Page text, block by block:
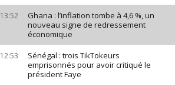
13:52
Ghana : l’inflation tombe à 4,6 %, un
nouveau signe de redressement
économique
12:53
Sénégal : trois TikTokeurs
emprisonnés pour avoir critiqué le
président Faye